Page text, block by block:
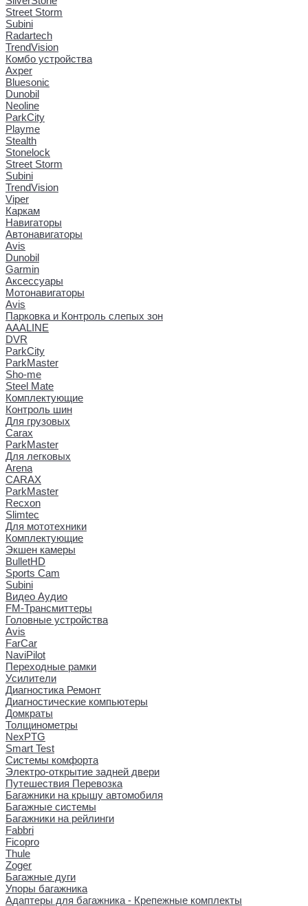
Street Storm
Subini
Radartech
TrendVision
Комбо устройства
Axper
Bluesonic
Dunobil
Neoline
ParkCity
Playme
Stealth
Stonelock
Street Storm
Subini
TrendVision
Viper
Каркам
Навигаторы
Автонавигаторы
Avis
Dunobil
Garmin
Аксессуары
Мотонавигаторы
Avis
Парковка и Контроль слепых зон
AAALINE
DVR
ParkCity
ParkMaster
Sho-me
Steel Mate
Комплектующие
Контроль шин
Для грузовых
Carax
ParkMaster
Для легковых
Arena
CARAX
ParkMaster
Recxon
Slimtec
Для мототехники
Комплектующие
Экшен камеры
BulletHD
Sports Cam
Subini
Видео Аудио
FM-Трансмиттеры
Головные устройства
Avis
FarCar
NaviPilot
Переходные рамки
Усилители
Диагностика Ремонт
Диагностические компьютеры
Домкраты
Толщинометры
NexPTG
Smart Test
Системы комфорта
Электро-открытие задней двери
Путешествия Перевозка
Багажники на крышу автомобиля
Багажные системы
Багажники на рейлинги
Fabbri
Ficopro
Thule
Zoger
Багажные дуги
Упоры багажника
Адаптеры для багажника - Крепежные комплекты